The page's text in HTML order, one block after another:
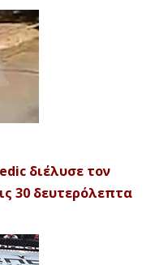
διέλυσε τον
30 δευτερόλεπτα